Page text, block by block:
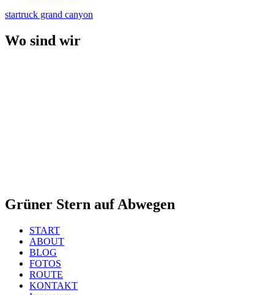
CANYON
ALLEN
UND
startruck grand canyon
Wo sind wir
Grüner Stern auf Abwegen
START
ABOUT
BLOG
FOTOS
ROUTE
KONTAKT